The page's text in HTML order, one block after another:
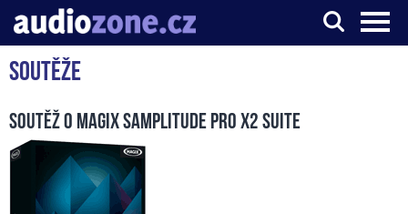
Server o digitálním zpracování zvuku
Soutěže
Soutěž o Magix Samplitude Pro X2 Suite